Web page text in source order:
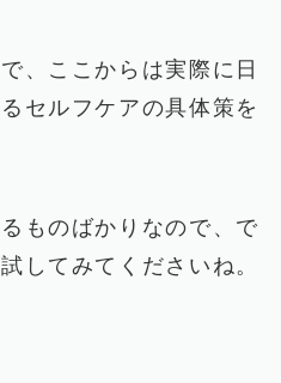
、ここからは実際に日
セルフケアの具体策を
ものばかりなので、で
してみてくださいね。